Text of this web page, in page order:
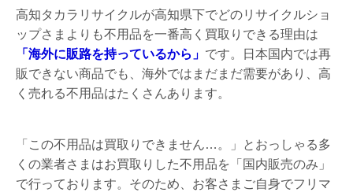
高知タカラリサイクルが高知県下でどのリサイクルショ
ップさまよりも不用品を一番高く買取りできる理由は
「海外に販路を持っているから」 です。日本国内では再
販できない商品でも、海外ではまだまだ需要があり、高
く売れる不用品はたくさんあります。
「この不用品は買取りできません…。」とおっしゃる多
くの業者さまはお買取りした不用品を「国内販売のみ」
で行っております。そのため、お客さまご自身でフリマ